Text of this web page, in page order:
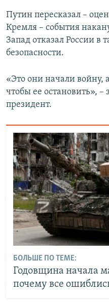
Путин пересказал –
Кремля – события
Запад отказал России в
безопасности.
«Это они начали войну,
чтобы ее остановить», –
президент.
БОЛЬШЕ ПО ТЕМЕ:
Годовщина начала
почему все